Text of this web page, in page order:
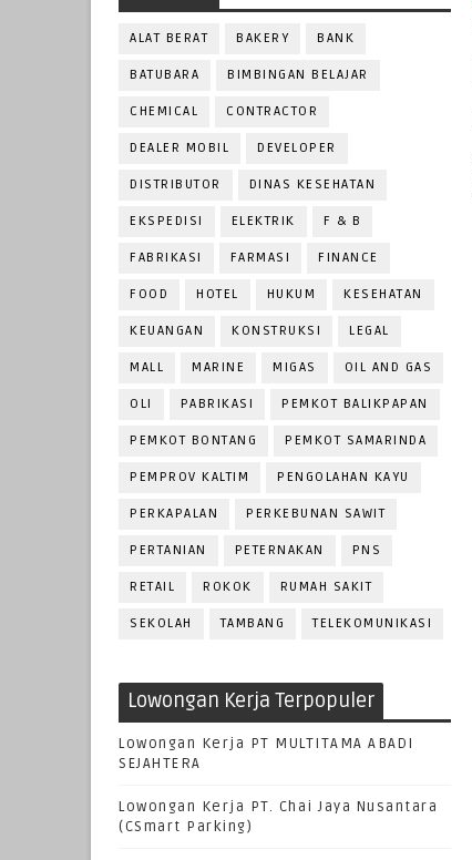
ALAT BERAT BAKERY BANK
BATUBARA BIMBINGAN BELAJAR
CHEMICAL CONTRACTOR
DEALER MOBIL DEVELOPER
DISTRIBUTOR DINAS KESEHATAN
EKSPEDISI ELEKTRIK F & B
FABRIKASI FARMASI FINANCE
FOOD HOTEL HUKUM KESEHATAN
KEUANGAN KONSTRUKSI LEGAL
MALL MARINE MIGAS OIL AND GAS
OLI PABRIKASI PEMKOT BALIKPAPAN
PEMKOT BONTANG PEMKOT SAMARINDA
PEMPROV KALTIM PENGOLAHAN KAYU
PERKAPALAN PERKEBUNAN SAWIT
PERTANIAN PETERNAKAN PNS
RETAIL ROKOK RUMAH SAKIT
SEKOLAH TAMBANG TELEKOMUNIKASI
Lowongan Kerja Terpopuler
Lowongan Kerja PT MULTITAMA ABADI
SEJAHTERA
Lowongan Kerja PT. Chai Jaya Nusantara
(CSmart Parking)